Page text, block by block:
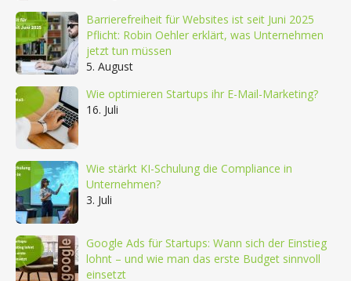
Barrierefreiheit für Websites ist seit Juni 2025
Pflicht: Robin Oehler erklärt, was Unternehmen
jetzt tun müssen
5. August
Wie optimieren Startups ihr E-Mail-Marketing?
16. Juli
Wie stärkt KI-Schulung die Compliance in
Unternehmen?
3. Juli
Google Ads für Startups: Wann sich der Einstieg
lohnt – und wie man das erste Budget sinnvoll
einsetzt